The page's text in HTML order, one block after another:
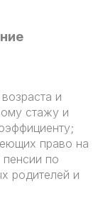
и
стажу и
право на
пенсии по
родителей и